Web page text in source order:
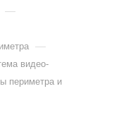
—
—
видео-
периметра и